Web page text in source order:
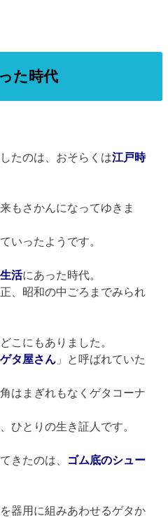
た時代
たのは、おそらくは江戸時
もさかんになってゆきま
いったようです。
活にあった時代。
、昭和の中ごろまでみられ
こにもありました。
ゲタ屋さん 」と呼ばれていた
はまぎれもなくゲタコーナ
ひとりの生き証人です。
きたのは、 ゴム底のシュー
器用に組みあわせるゲタか